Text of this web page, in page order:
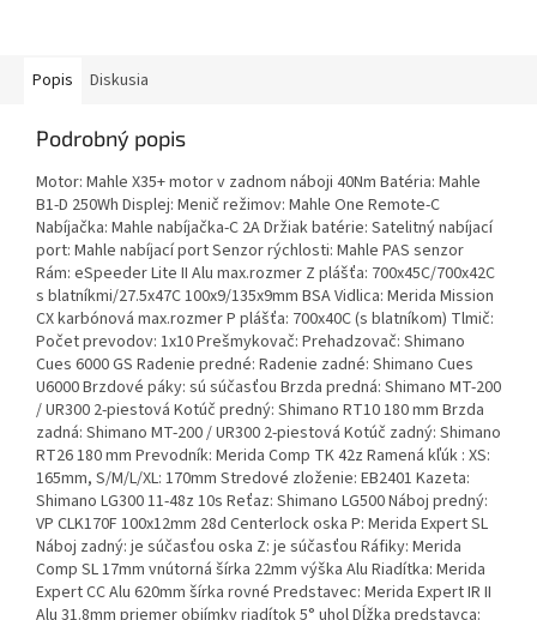
Popis Diskusia
Podrobný popis
Motor: Mahle X35+ motor v zadnom náboji 40Nm Batéria: Mahle
B1-D 250Wh Displej: Menič režimov: Mahle One Remote-C
Nabíjačka: Mahle nabíjačka-C 2A Držiak batérie: Satelitný nabíjací
port: Mahle nabíjací port Senzor rýchlosti: Mahle PAS senzor
Rám: eSpeeder Lite II Alu max.rozmer Z plášťa: 700x45C/700x42C
s blatníkmi/27.5x47C 100x9/135x9mm BSA Vidlica: Merida Mission
CX karbónová max.rozmer P plášťa: 700x40C (s blatníkom) Tlmič:
Počet prevodov: 1x10 Prešmykovač: Prehadzovač: Shimano
Cues 6000 GS Radenie predné: Radenie zadné: Shimano Cues
U6000 Brzdové páky: sú súčasťou Brzda predná: Shimano MT-200
/ UR300 2-piestová Kotúč predný: Shimano RT10 180 mm Brzda
zadná: Shimano MT-200 / UR300 2-piestová Kotúč zadný: Shimano
RT26 180 mm Prevodník: Merida Comp TK 42z Ramená kľúk : XS:
165mm, S/M/L/XL: 170mm Stredové zloženie: EB2401 Kazeta:
Shimano LG300 11-48z 10s Reťaz: Shimano LG500 Náboj predný:
VP CLK170F 100x12mm 28d Centerlock oska P: Merida Expert SL
Náboj zadný: je súčasťou oska Z: je súčasťou Ráfiky: Merida
Comp SL 17mm vnútorná šírka 22mm výška Alu Riadítka: Merida
Expert CC Alu 620mm šírka rovné Predstavec: Merida Expert IR II